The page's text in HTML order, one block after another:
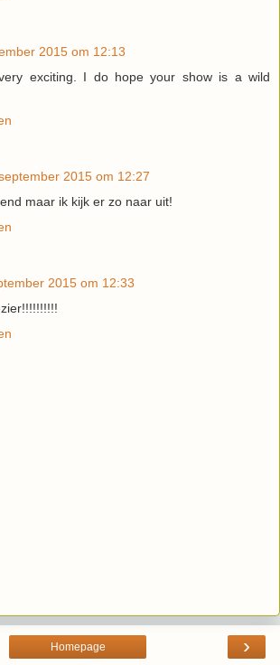
2015 om 12:13
exciting. I do hope your show is a wild
2015 om 12:27
maar ik kijk er zo naar uit!
2015 om 12:33
›
Homepage